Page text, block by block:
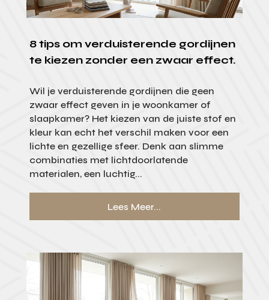
8 tips om verduisterende gordijnen
te kiezen zonder een zwaar effect.
Wil je verduisterende gordijnen die geen
zwaar effect geven in je woonkamer of
slaapkamer? Het kiezen van de juiste stof en
kleur kan echt het verschil maken voor een
lichte en gezellige sfeer. Denk aan slimme
combinaties met lichtdoorlatende
materialen, een luchtig...
Lees Meer...